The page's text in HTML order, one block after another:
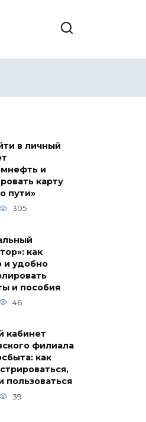
в личный
и
карту
пути»
305
как
и удобно
и пособия
46
кабинет
филиала
как
пользоваться
39